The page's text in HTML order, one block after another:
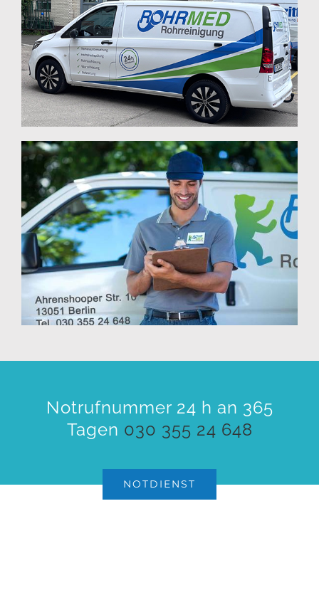
Notrufnummer 24 h an 365
Tagen 030 355 24 648
NOTDIENST